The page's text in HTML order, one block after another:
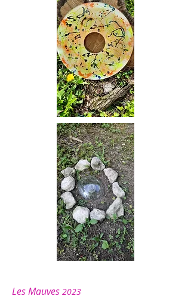
Les Mauves 2023